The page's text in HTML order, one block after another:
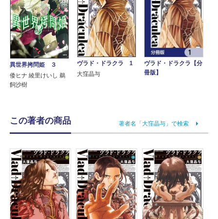
異世界拷問姫 ３
倭ヒナ 綾里けいし 鵜
飼沙樹
ヴラド・ドラクラ 1
大窪晶与
ヴラド・ドラクラ【分
冊版】
この著者の商品 著者名「大窪晶与」で検索